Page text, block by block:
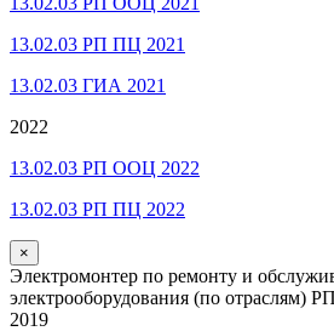
13.02.03 РП ПЦ 2021
13.02.03 ГИА 2021
2022
13.02.03 РП ООЦ 2022
13.02.03 РП ПЦ 2022
×
Электромонтер по ремонту и
электрооборудования (по отраслям)
2019